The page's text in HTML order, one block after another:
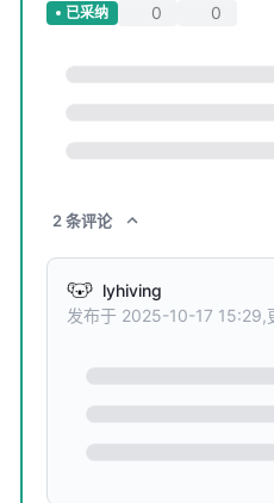
已采纳 0 0
2 条评论
lyhiving
发布于 2025-10-17 15:29,